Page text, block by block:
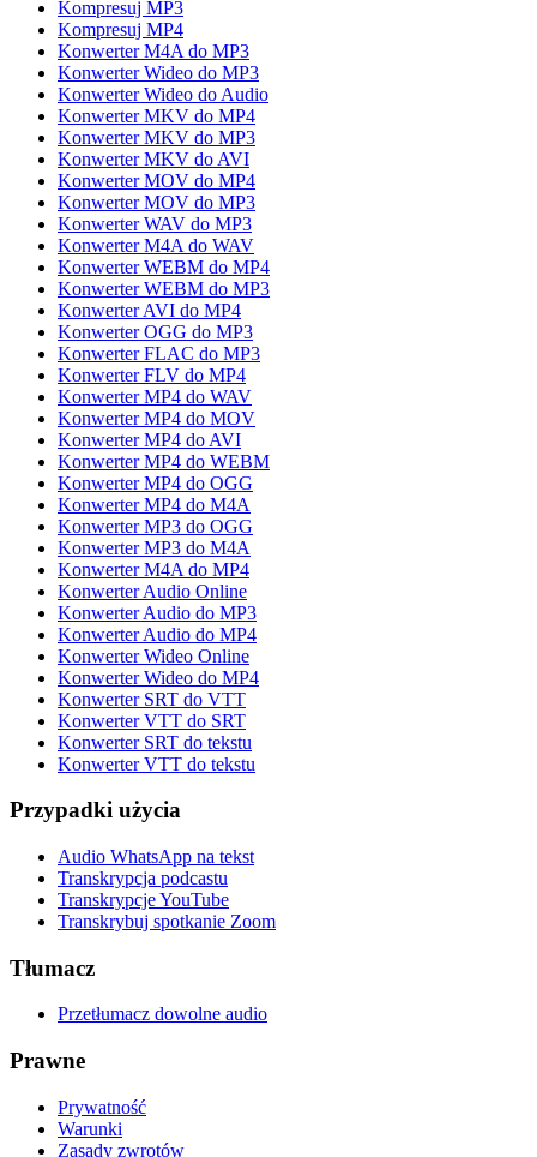
Kompresuj MP3
Kompresuj MP4
Konwerter M4A do MP3
Konwerter Wideo do MP3
Konwerter Wideo do Audio
Konwerter MKV do MP4
Konwerter MKV do MP3
Konwerter MKV do AVI
Konwerter MOV do MP4
Konwerter MOV do MP3
Konwerter WAV do MP3
Konwerter M4A do WAV
Konwerter WEBM do MP4
Konwerter WEBM do MP3
Konwerter AVI do MP4
Konwerter OGG do MP3
Konwerter FLAC do MP3
Konwerter FLV do MP4
Konwerter MP4 do WAV
Konwerter MP4 do MOV
Konwerter MP4 do AVI
Konwerter MP4 do WEBM
Konwerter MP4 do OGG
Konwerter MP4 do M4A
Konwerter MP3 do OGG
Konwerter MP3 do M4A
Konwerter M4A do MP4
Konwerter Audio Online
Konwerter Audio do MP3
Konwerter Audio do MP4
Konwerter Wideo Online
Konwerter Wideo do MP4
Konwerter SRT do VTT
Konwerter VTT do SRT
Konwerter SRT do tekstu
Konwerter VTT do tekstu
Przypadki użycia
Audio WhatsApp na tekst
Transkrypcja podcastu
Transkrypcje YouTube
Transkrybuj spotkanie Zoom
Tłumacz
Przetłumacz dowolne audio
Prawne
Prywatność
Warunki
Zasady zwrotów